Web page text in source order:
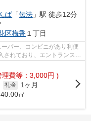
ば「伝法 」駅 徒歩12分
区梅香 １丁目
パー、コンビニがあり利便
理費等：3,000円 )
礼金
1ヶ月
㎡